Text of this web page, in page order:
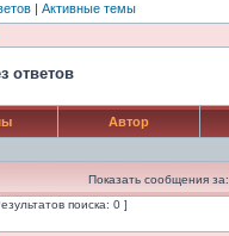
| Активные темы
ответов
Автор
Показать сообщения за:
поиска: 0 ]